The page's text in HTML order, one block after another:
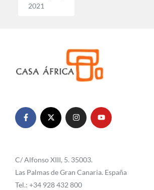
2021
C/ Alfonso XIII, 5. 35003.
Las Palmas de Gran Canaria. España
Tel.: +34 928 432 800